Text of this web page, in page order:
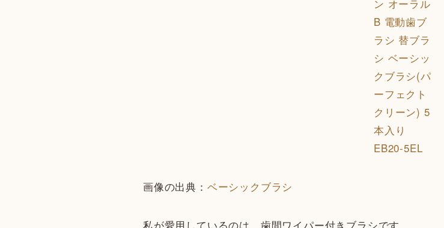
画像の出典： ベーシックブラシ
私が愛用しているのは、歯間ワイパー付きブラシです。